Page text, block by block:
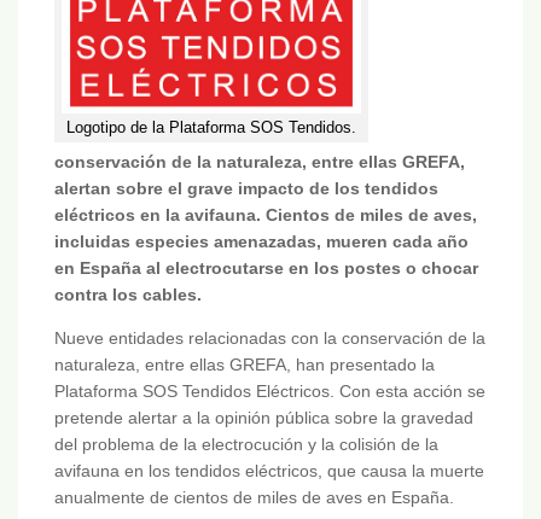
Logotipo de la Plataforma SOS Tendidos.
conservación de la naturaleza, entre ellas GREFA,
alertan sobre el grave impacto de los tendidos
eléctricos en la avifauna. Cientos de miles de aves,
incluidas especies amenazadas, mueren cada año
en España al electrocutarse en los postes o chocar
contra los cables.
Nueve entidades relacionadas con la conservación de la
naturaleza, entre ellas GREFA, han presentado la
Plataforma SOS Tendidos Eléctricos. Con esta acción se
pretende alertar a la opinión pública sobre la gravedad
del problema de la electrocución y la colisión de la
avifauna en los tendidos eléctricos, que causa la muerte
anualmente de cientos de miles de aves en España.